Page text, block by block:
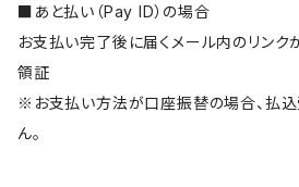
■あと払い（Pay ID）の場合
お支払い完了後に届くメール内のリンク
領証
※お支払い方法が口座振替の場合、払
ん。